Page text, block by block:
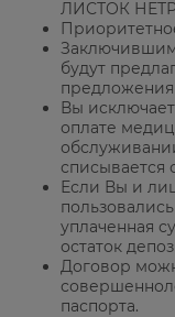
ЛИСТОК
Заключившим
будут
предложения
Вы
оплате
списывается
Если Вы и
уплаченная
остаток
Договор
паспорта.